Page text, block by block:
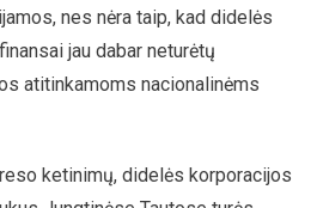
nes nėra taip, kad didelės
jau dabar neturėtų
atitinkamoms nacionalinėms
ketinimų, didelės korporacijos